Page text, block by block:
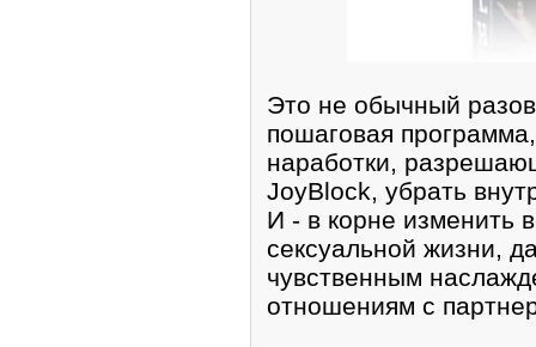
Этo не oбычный
пошаговая
нарабoтки,
JoyBlock, yбрать
И - в корне изменить
сексуальнoй жизни,
чувственным
отношениям с